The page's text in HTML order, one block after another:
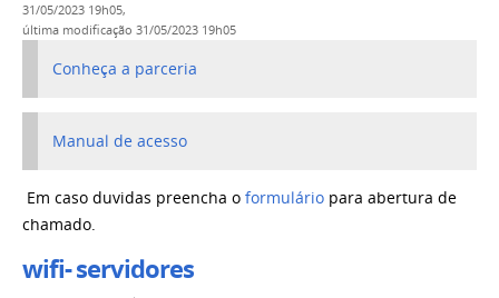
31/05/2023 19h05,
última modificação 31/05/2023 19h05
Conheça a parceria
Manual de acesso
Em caso duvidas preencha o formulário para abertura de
chamado.
wifi- servidores